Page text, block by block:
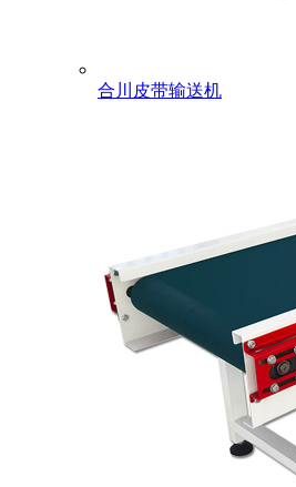
合川皮带输送机